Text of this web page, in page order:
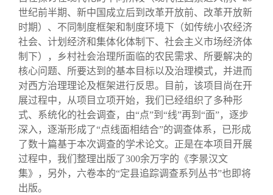
世纪前半期、新中国成立后到改革开放前、改革开放新
时期）、不同制度框架和制度环境下（如传统小农经济
社会、计划经济和集体化体制下、社会主义市场经济体
制下），乡村社会治理所面临的农民需求、所要解决的
核心问题、所要达到的基本目标以及治理模式，并进而
对西方治理理论及框架进行反思。目前，该项目尚在开
展过程中，从项目立项开始，我们已经组织了多种形
式、系统化的社会调查，由“点”到“线”再到“面”，逐步
深入，逐渐形成了“点线面相结合”的调查体系，已形成
了数十篇基于本次调查的学术论文。正是在本项目开展
过程中，我们整理出版了300余万字的《李景汉文
集》，另外，六卷本的“定县追踪调查系列丛书”也即将
出版。